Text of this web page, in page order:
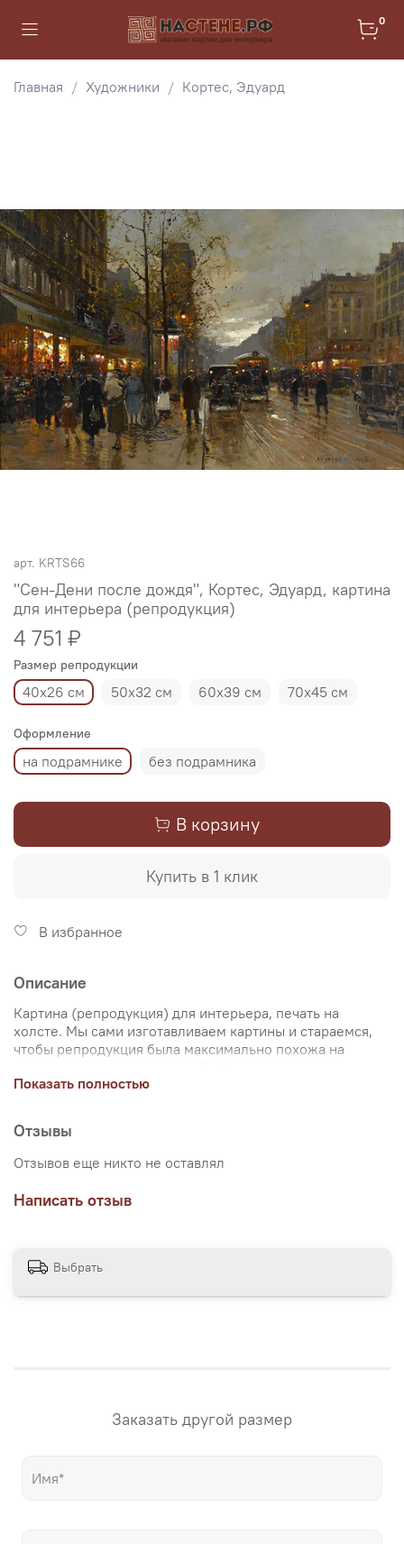
0
Главная Художники Кортес, Эдуард
арт. KRTS66
"Сен-Дени после дождя", Кортес, Эдуард, картина
для интерьера (репродукция)
4 751 ₽
Размер репродукции
40х26 см 50х32 см 60х39 см 70х45 см
Оформление
на подрамнике без подрамника
В корзину
Купить в 1 клик
В избранное
Описание
Картина (репродукция) для интерьера, печать на
холсте. Мы сами изготавливаем картины и стараемся,
чтобы репродукция была максимально похожа на
Именно поэтому, мы уделяем особое внимание
печати используются художественный хлопковый холст
и экологические чернила. Репродукцию можно купить
на подрамнике (деревянный подрамник, галерейная
натяжка) или без подрамника (только холст,
доставляется в рулоне в тубусе). Картина продается в
нескольких вариантах размеров, представленных на
репродукции мировых шедевров живописи, только
Показать полностью
Отзывы
Отзывов еще никто не оставлял
Написать отзыв
Выбрать
Заказать другой размер